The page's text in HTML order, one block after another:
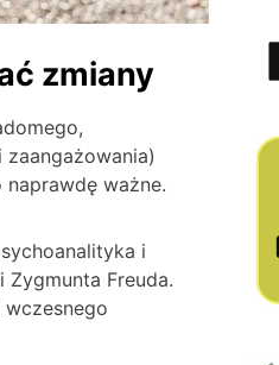
zmiany
ważne.
i
Zygmunta Freuda.